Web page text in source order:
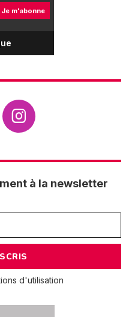
Je m'abonne
à la newsletter
d'utilisation